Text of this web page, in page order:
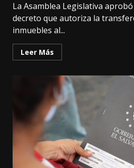
La Asamblea Legislativa
decreto que autoriza la
inmuebles al...
Leer Más